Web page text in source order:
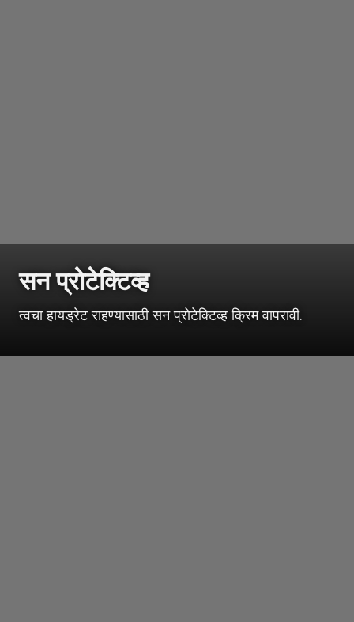
सन प्रोटेक्टिव्ह
त्वचा हायड्रेट राहण्यासाठी सन प्रोटेक्टिव्ह क्रिम वापरावी.